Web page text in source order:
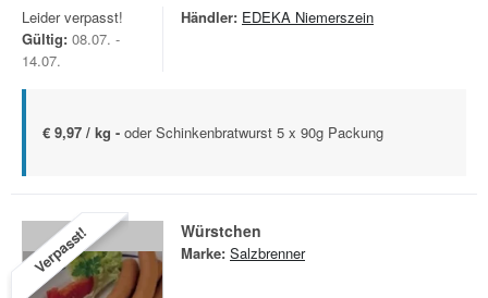
Leider verpasst!
Gültig: 08.07. -
14.07.
Händler: EDEKA Niemerszein
€ 9,97 / kg - oder Schinkenbratwurst 5 x 90g Packung
Verpasst! Würstchen
Marke: Salzbrenner